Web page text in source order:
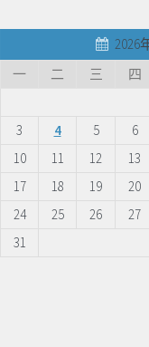
2026
一
二 三 四
3
4 5 6
10
11 12 13
17
18 19 20
24
25 26 27
31